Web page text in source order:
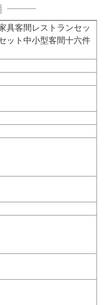
具客間レストランセッ
ット中小型客間十六件